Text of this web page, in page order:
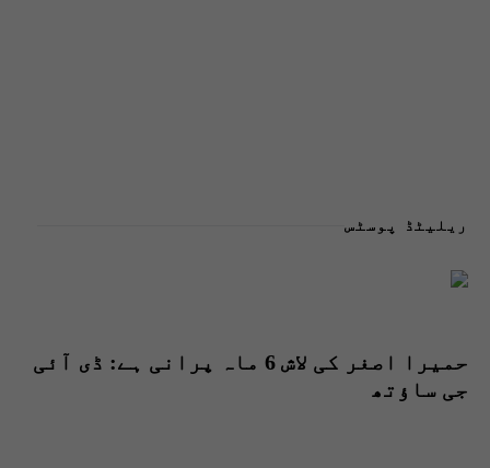
ریلیٹڈ پوسٹس
حمیرا اصغر کی لاش 6 ماہ پرانی ہے: ڈی آئی
جی ساؤتھ